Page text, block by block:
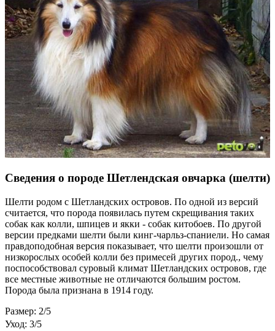
Сведения о породе Шетлендская овчарка (шелти)
Шелти родом с Шетландских островов. По одной из версий
считается, что порода появилась путем скрещивания таких
собак как колли, шпицев и якки - собак китобоев. По другой
версии предками шелти были кинг-чарльз-спаниели. Но самая
правдоподобная версия показывает, что шелти произошли от
низкорослых особей колли без примесей других пород., чему
поспособствовал суровый климат Шетландских островов, где
все местные животные не отличаются большим ростом.
Порода была признана в 1914 году.
Размер: 2/5
Уход: 3/5